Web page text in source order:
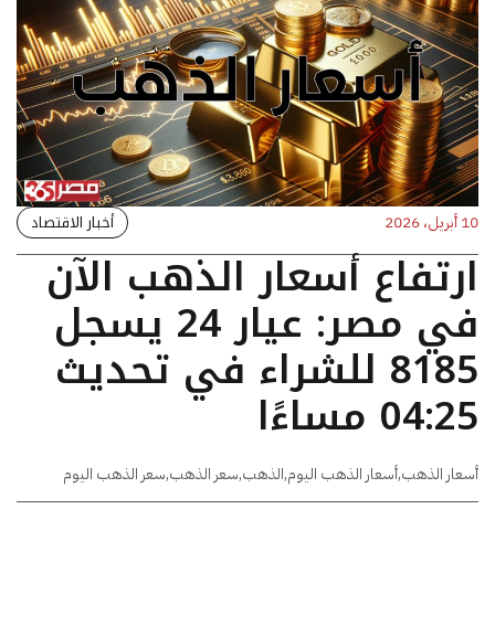
10 أبريل، 2026 أخبار الاقتصاد
ارتفاع أسعار الذهب الآن
في مصر: عيار 24 يسجل
8185 للشراء في تحديث
04:25 مساءًا
أسعار الذهب,أسعار الذهب اليوم,الذهب,سعر الذهب,سعر الذهب اليوم